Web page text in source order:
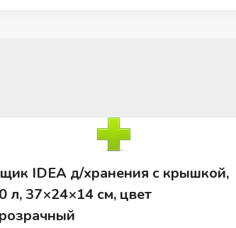
IDEA д/хранения с крышкой,
л, 37×24×14 см, цвет